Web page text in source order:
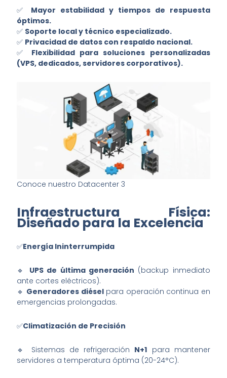
✅ Mayor estabilidad y tiempos de respuesta
óptimos.
✅ Soporte local y técnico especializado.
✅ Privacidad de datos con respaldo nacional.
✅ Flexibilidad para soluciones personalizadas
(VPS, dedicados, servidores corporativos).
Conoce nuestro Datacenter 3
Infraestructura Física:
Diseñado para la Excelencia
✅Energía Ininterrumpida
🔹 UPS de última generación (backup inmediato
ante cortes eléctricos).
🔹 Generadores diéselpara operación continua en
emergencias prolongadas.
✅Climatización de Precisión
🔹 Sistemas de refrigeración N+1 para mantener
servidores a temperatura óptima (20-24°C).